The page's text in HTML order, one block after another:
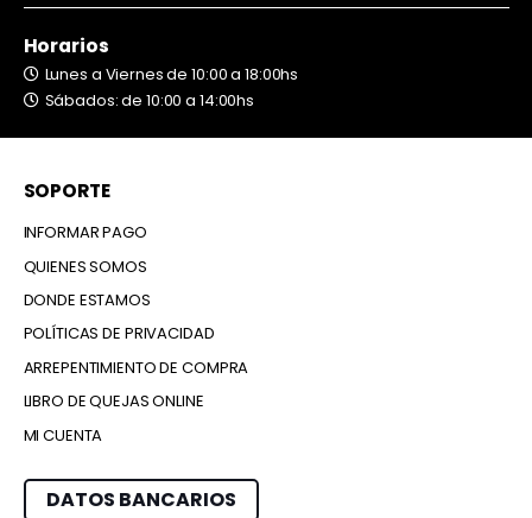
Horarios
Lunes a Viernes de 10:00 a 18:00hs
Sábados: de 10:00 a 14:00hs
SOPORTE
INFORMAR PAGO
QUIENES SOMOS
DONDE ESTAMOS
POLÍTICAS DE PRIVACIDAD
ARREPENTIMIENTO DE COMPRA
LIBRO DE QUEJAS ONLINE
MI CUENTA
DATOS BANCARIOS